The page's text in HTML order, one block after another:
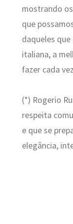
mostrando
que
daqueles
italiana, a
fazer cada
(*) Rogerio
respeita
e que se
elegância,